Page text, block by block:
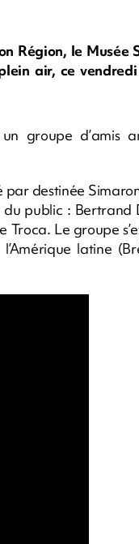
Région, le Musée
air, ce
groupe d’amis
destinée
public : Bertrand
Troca. Le groupe
latine